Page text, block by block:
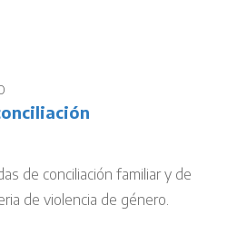
de conciliación familiar y de
de violencia de género.